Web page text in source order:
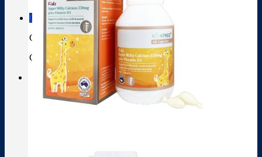
Giỏ hàng
Giỏ hàng
Chưa có sản phẩm trong giỏ hàng.